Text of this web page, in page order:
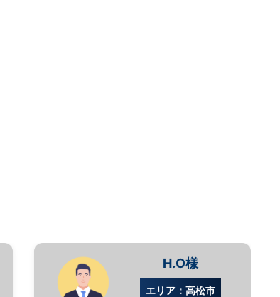
H.O様
エリア：高松市